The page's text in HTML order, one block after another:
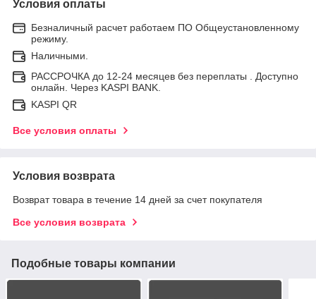
Условия оплаты
Безналичный расчет работаем ПО Общеустановленному
режиму.
Наличными.
РАССРОЧКА до 12-24 месяцев без переплаты . Доступно
онлайн. Через KASPI BANK.
KASPI QR
Все условия оплаты
Условия возврата
Возврат товара в течение 14 дней за счет покупателя
Все условия возврата
Подобные товары компании